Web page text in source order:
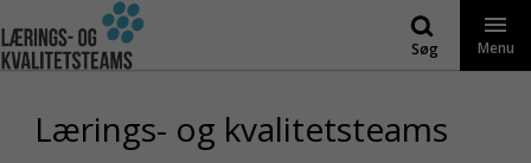
til
indhold
Søg Menu
Lærings- og kvalitetsteams